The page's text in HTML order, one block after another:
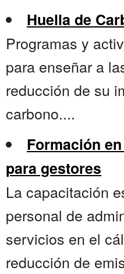
Huella de
Programas y
para enseñar a
reducción de su
carbono....
Formación
para gestores
La capacitación
personal de
servicios en el
reducción de